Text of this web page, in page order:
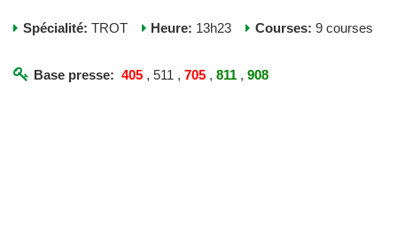
Spécialité: TROT Heure: 13h23 Courses: 9 courses
Base presse: 405 , 511 ,705 ,811 ,908